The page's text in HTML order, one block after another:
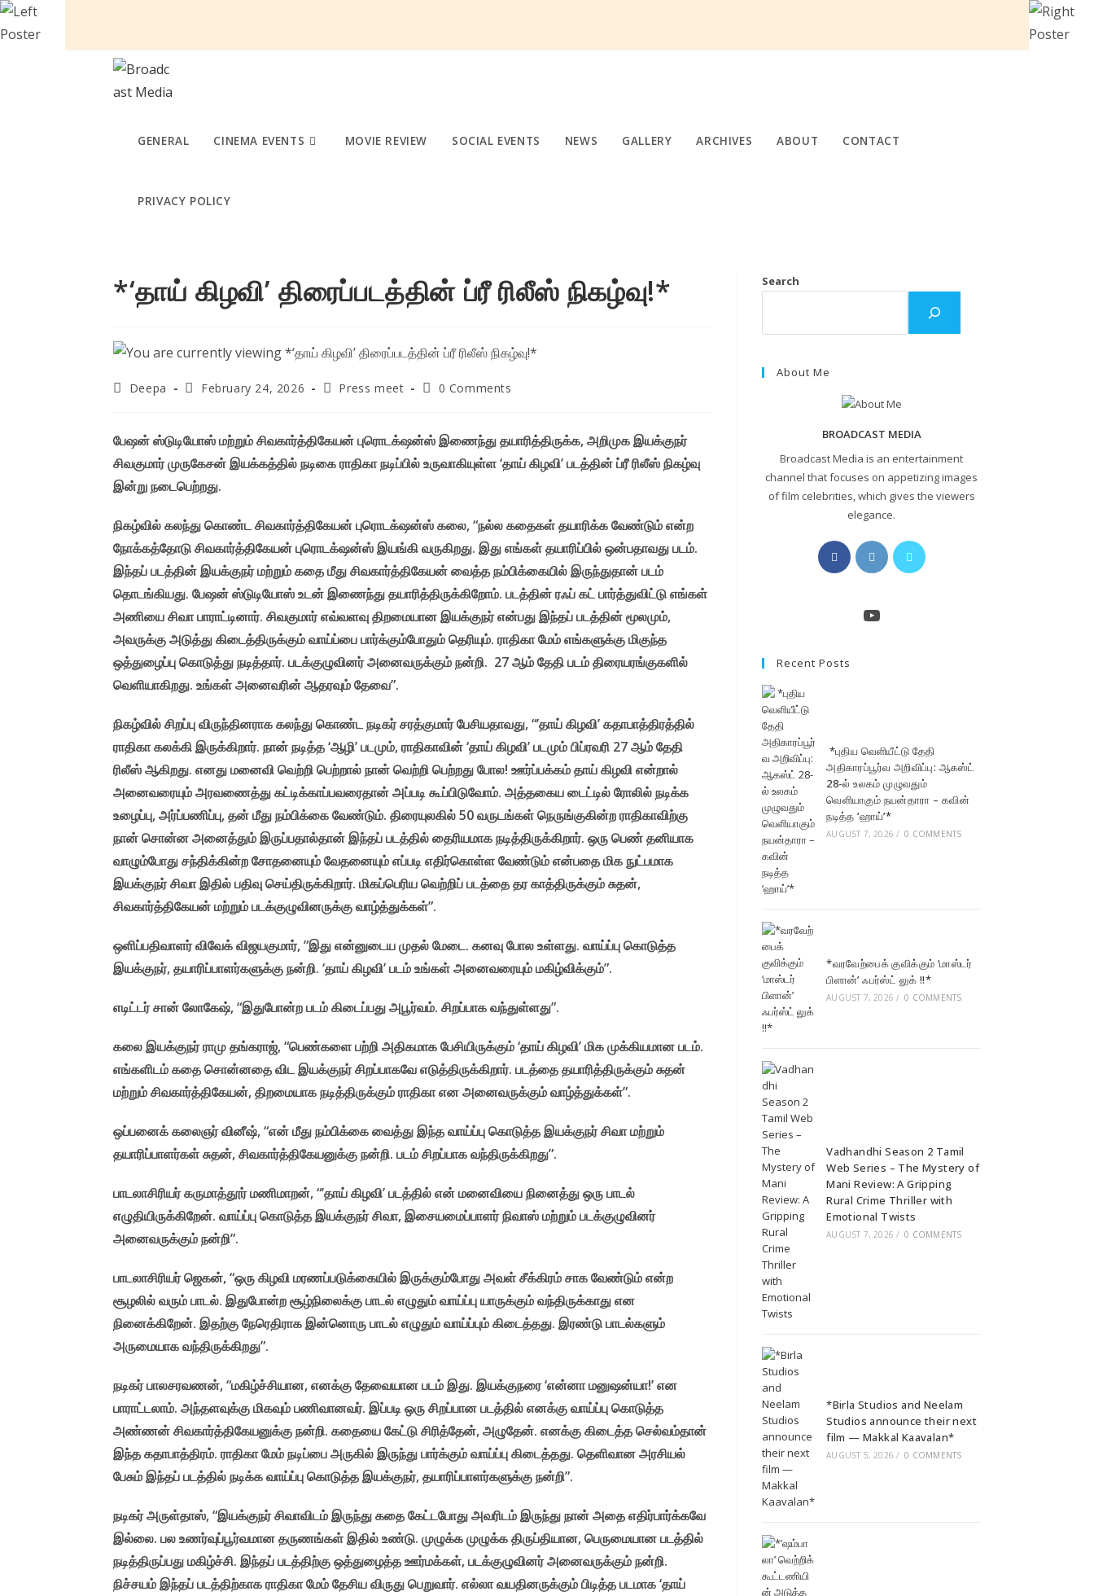
content
GENERAL CINEMA EVENTS MOVIE REVIEW SOCIAL EVENTS NEWS GALLERY ARCHIVES ABOUT CONTACT
PRIVACY POLICY
*‘தாய் கிழவி’ திரைப்படத்தின் ப்ரீ ரிலீஸ் நிகழ்வு!*
PostDeepa
PostFebruary 24, 2026
PostPress meet
Post0 Comments
பேஷன் ஸ்டுடியோஸ் மற்றும் சிவகார்த்திகேயன் புரொடக்‌ஷன்ஸ் இணைந்து தயாரித்திருக்க, அறிமுக இயக்குநர்
சிவகுமார் முருகேசன் இயக்கத்தில் நடிகை ராதிகா நடிப்பில் உருவாகியுள்ள ‘தாய் கிழவி’ படத்தின் ப்ரீ ரிலீஸ் நிகழ்வு
இன்று நடைபெற்றது.
நிகழ்வில் கலந்து கொண்ட சிவகார்த்திகேயன் புரொடக்‌ஷன்ஸ் கலை, “நல்ல கதைகள் தயாரிக்க வேண்டும் என்ற
நோக்கத்தோடு சிவகார்த்திகேயன் புரொடக்‌ஷன்ஸ் இயங்கி வருகிறது. இது எங்கள் தயாரிப்பில் ஒன்பதாவது படம்.
இந்தப் படத்தின் இயக்குநர் மற்றும் கதை மீது சிவகார்த்திகேயன் வைத்த நம்பிக்கையில் இருந்துதான் படம்
தொடங்கியது. பேஷன் ஸ்டுடியோஸ் உடன் இணைந்து தயாரித்திருக்கிறோம். படத்தின் ரஃப் கட் பார்த்துவிட்டு எங்கள்
அணியை சிவா பாராட்டினார். சிவகுமார் எவ்வளவு திறமையான இயக்குநர் என்பது இந்தப் படத்தின் மூலமும்,
அவருக்கு அடுத்து கிடைத்திருக்கும் வாய்ப்பை பார்க்கும்போதும் தெரியும். ராதிகா மேம் எங்களுக்கு மிகுந்த
ஒத்துழைப்பு கொடுத்து நடித்தார். படக்குழுவினர் அனைவருக்கும் நன்றி. 27 ஆம் தேதி படம் திரையரங்குகளில்
வெளியாகிறது. உங்கள் அனைவரின் ஆதரவும் தேவை”.
நிகழ்வில் சிறப்பு விருந்தினராக கலந்து கொண்ட நடிகர் சரத்குமார் பேசியதாவது, “’தாய் கிழவி’ கதாபாத்திரத்தில்
ராதிகா கலக்கி இருக்கிறார். நான் நடித்த ‘ஆழி’ படமும், ராதிகாவின் ‘தாய் கிழவி’ படமும் பிப்ரவரி 27 ஆம் தேதி
ரிலீஸ் ஆகிறது. எனது மனைவி வெற்றி பெற்றால் நான் வெற்றி பெற்றது போல! ஊர்ப்பக்கம் தாய் கிழவி என்றால்
அனைவரையும் அரவணைத்து கட்டிக்காப்பவரைதான் அப்படி கூப்பிடுவோம். அத்தகைய டைட்டில் ரோலில் நடிக்க
உழைப்பு, அர்ப்பணிப்பு, தன் மீது நம்பிக்கை வேண்டும். திரையுலகில் 50 வருடங்கள் நெருங்குகின்ற ராதிகாவிற்கு
நான் சொன்ன அனைத்தும் இருப்பதால்தான் இந்தப் படத்தில் தைரியமாக நடித்திருக்கிறார். ஒரு பெண் தனியாக
வாழும்போது சந்திக்கின்ற சோதனையும் வேதனையும் எப்படி எதிர்கொள்ள வேண்டும் என்பதை மிக நுட்பமாக
இயக்குநர் சிவா இதில் பதிவு செய்திருக்கிறார். மிகப்பெரிய வெற்றிப் படத்தை தர காத்திருக்கும் சுதன்,
சிவகார்த்திகேயன் மற்றும் படக்குழுவினருக்கு வாழ்த்துக்கள்”.
ஒளிப்பதிவாளர் விவேக் விஜயகுமார், ”இது என்னுடைய முதல் மேடை. கனவு போல உள்ளது. வாய்ப்பு கொடுத்த
இயக்குநர், தயாரிப்பாளர்களுக்கு நன்றி. ‘தாய் கிழவி’ படம் உங்கள் அனைவரையும் மகிழ்விக்கும்”.
எடிட்டர் சான் லோகேஷ், “இதுபோன்ற படம் கிடைப்பது அபூர்வம். சிறப்பாக வந்துள்ளது”.
கலை இயக்குநர் ராமு தங்கராஜ், “பெண்களை பற்றி அதிகமாக பேசியிருக்கும் ‘தாய் கிழவி’ மிக முக்கியமான படம்.
எங்களிடம் கதை சொன்னதை விட இயக்குநர் சிறப்பாகவே எடுத்திருக்கிறார். படத்தை தயாரித்திருக்கும் சுதன்
மற்றும் சிவகார்த்திகேயன், திறமையாக நடித்திருக்கும் ராதிகா என அனைவருக்கும் வாழ்த்துக்கள்”.
ஒப்பனைக் கலைஞர் வினீஷ், “என் மீது நம்பிக்கை வைத்து இந்த வாய்ப்பு கொடுத்த இயக்குநர் சிவா மற்றும்
தயாரிப்பாளர்கள் சுதன், சிவகார்த்திகேயனுக்கு நன்றி. படம் சிறப்பாக வந்திருக்கிறது”.
பாடலாசிரியர் கருமாத்தூர் மணிமாறன், “’தாய் கிழவி’ படத்தில் என் மனைவியை நினைத்து ஒரு பாடல்
எழுதியிருக்கிறேன். வாய்ப்பு கொடுத்த இயக்குநர் சிவா, இசையமைப்பாளர் நிவாஸ் மற்றும் படக்குழுவினர்
அனைவருக்கும் நன்றி”.
பாடலாசிரியர் ஜெகன், “ஒரு கிழவி மரணப்படுக்கையில் இருக்கும்போது அவள் சீக்கிரம் சாக வேண்டும் என்ற
சூழலில் வரும் பாடல். இதுபோன்ற சூழ்நிலைக்கு பாடல் எழுதும் வாய்ப்பு யாருக்கும் வந்திருக்காது என
நினைக்கிறேன். இதற்கு நேரெதிராக இன்னொரு பாடல் எழுதும் வாய்ப்பும் கிடைத்தது. இரண்டு பாடல்களும்
அருமையாக வந்திருக்கிறது”.
நடிகர் பாலசரவணன், “மகிழ்ச்சியான, எனக்கு தேவையான படம் இது. இயக்குநரை ‘என்னா மனுஷன்யா!’ என
பாராட்டலாம். அந்தளவுக்கு மிகவும் பணிவானவர். இப்படி ஒரு சிறப்பான படத்தில் எனக்கு வாய்ப்பு கொடுத்த
அண்ணன் சிவகார்த்திகேயனுக்கு நன்றி. கதையை கேட்டு சிரித்தேன், அழுதேன். எனக்கு கிடைத்த செல்வம்தான்
இந்த கதாபாத்திரம். ராதிகா மேம் நடிப்பை அருகில் இருந்து பார்க்கும் வாய்ப்பு கிடைத்தது. தெளிவான அரசியல்
பேசும் இந்தப் படத்தில் நடிக்க வாய்ப்பு கொடுத்த இயக்குநர், தயாரிப்பாளர்களுக்கு நன்றி”.
நடிகர் அருள்தாஸ், “இயக்குநர் சிவாவிடம் இருந்து கதை கேட்டபோது அவரிடம் இருந்து நான் அதை எதிர்பார்க்கவே
இல்லை. பல உணர்வுப்பூர்வமான தருணங்கள் இதில் உண்டு. முழுக்க முழுக்க திருப்தியான, பெருமையான படத்தில்
நடித்திருப்பது மகிழ்ச்சி. இந்தப் படத்திற்கு ஒத்துழைத்த ஊர்மக்கள், படக்குழுவினர் அனைவருக்கும் நன்றி.
நிச்சயம் இந்தப் படத்திற்காக ராதிகா மேம் தேசிய விருது பெறுவார். எல்லா வயதினருக்கும் பிடித்த படமாக ‘தாய்
Search
About Me
BROADCAST MEDIA
Broadcast Media is an entertainment
channel that focuses on appetizing images
of film celebrities, which gives the viewers
elegance.
Opens
in
new
Opens
in
Opens
YouTube
Recent Posts
*புதிய வெளியீட்டு தேதி
அதிகாரப்பூர்வ அறிவிப்பு: ஆகஸ்ட்
28-ல் உலகம் முழுவதும்
வெளியாகும் நயன்தாரா – கவின்
நடித்த ‘ஹாய்’*
AUGUST 7, 2026 / 0 COMMENTS
*வரவேற்பைக் குவிக்கும் ‘மாஸ்டர்
பிளான்’ ஃபர்ஸ்ட் லுக் !!*
AUGUST 7, 2026 / 0 COMMENTS
Vadhandhi Season 2 Tamil
Web Series – The Mystery of
Mani Review: A Gripping
Rural Crime Thriller with
Emotional Twists
AUGUST 7, 2026 / 0 COMMENTS
*Birla Studios and Neelam
Studios announce their next
film — Makkal Kaavalan*
AUGUST 5, 2026 / 0 COMMENTS